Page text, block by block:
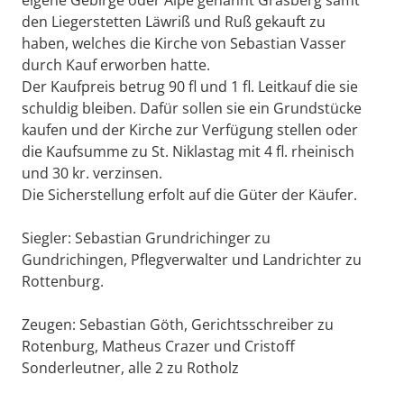
den Liegerstetten Läwriß und Ruß gekauft zu
haben, welches die Kirche von Sebastian Vasser
durch Kauf erworben hatte.
Der Kaufpreis betrug 90 fl und 1 fl. Leitkauf die sie
schuldig bleiben. Dafür sollen sie ein Grundstücke
kaufen und der Kirche zur Verfügung stellen oder
die Kaufsumme zu St. Niklastag mit 4 fl. rheinisch
und 30 kr. verzinsen.
Die Sicherstellung erfolt auf die Güter der Käufer.
Siegler: Sebastian Grundrichinger zu
Gundrichingen, Pflegverwalter und Landrichter zu
Rottenburg.
Zeugen: Sebastian Göth, Gerichtsschreiber zu
Rotenburg, Matheus Crazer und Cristoff
Sonderleutner, alle 2 zu Rotholz